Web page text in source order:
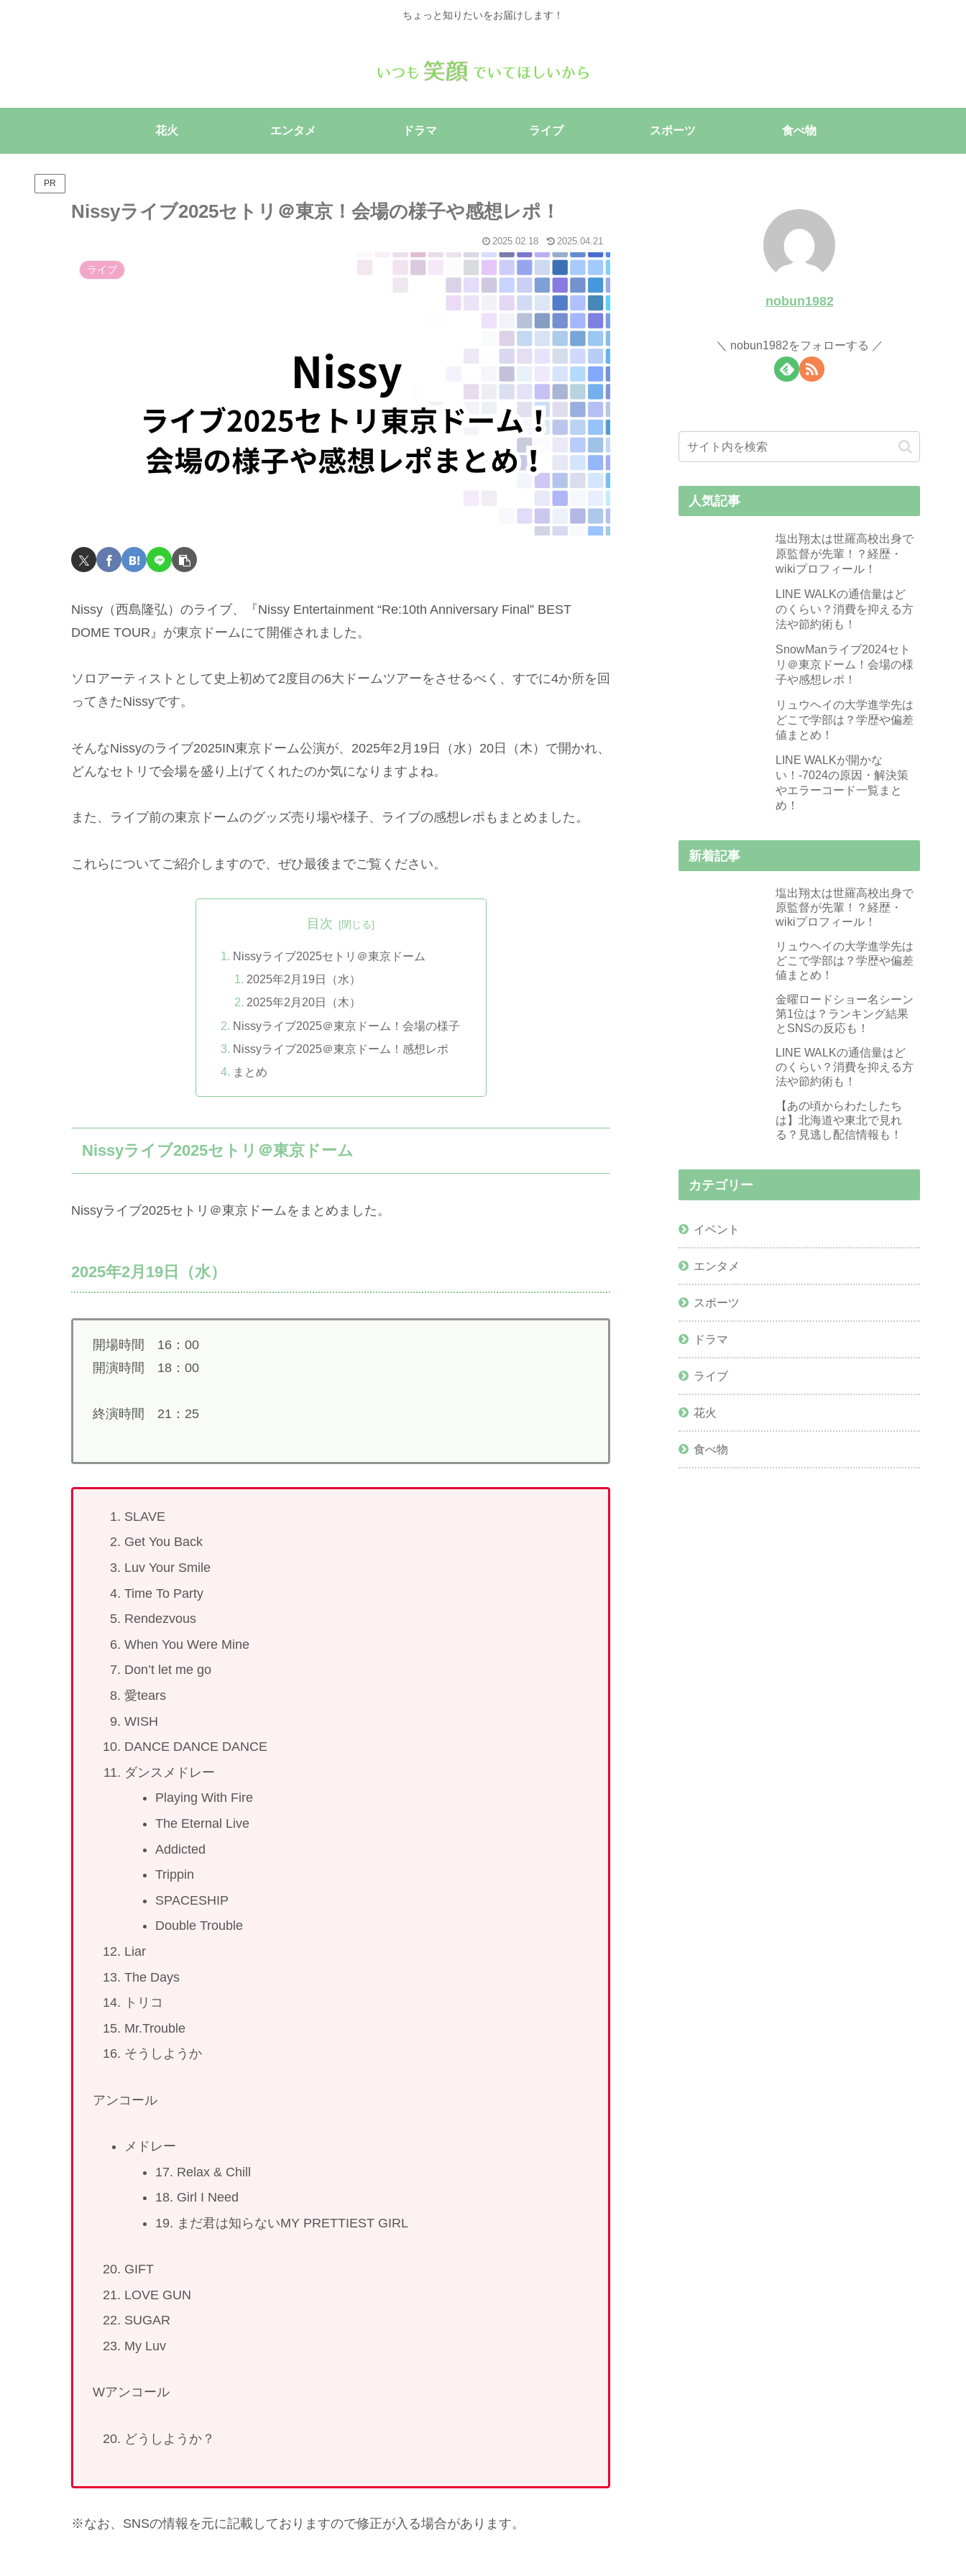
ちょっと知りたいをお届けします！
花火 エンタメ ドラマ ライブ スポーツ 食べ物
PR
Nissyライブ2025セトリ＠東京！会場の様子や感想レポ！
2025.02.18 2025.04.21
ライブ
Nissy（西島隆弘）のライブ、『Nissy Entertainment “Re:10th Anniversary Final” BEST
DOME TOUR』が東京ドームにて開催されました。
ソロアーティストとして史上初めて2度目の6大ドームツアーをさせるべく、すでに4か所を回
ってきたNissyです。
そんなNissyのライブ2025IN東京ドーム公演が、2025年2月19日（水）20日（木）で開かれ、
どんなセトリで会場を盛り上げてくれたのか気になりますよね。
また、ライブ前の東京ドームのグッズ売り場や様子、ライブの感想レポもまとめました。
これらについてご紹介しますので、ぜひ最後までご覧ください。
目次
Nissyライブ2025セトリ＠東京ドーム
2025年2月19日（水）
2025年2月20日（木）
Nissyライブ2025＠東京ドーム！会場の様子
Nissyライブ2025＠東京ドーム！感想レポ
まとめ
Nissyライブ2025セトリ＠東京ドーム
Nissyライブ2025セトリ＠東京ドームをまとめました。
2025年2月19日（水）
開場時間 16：00
開演時間 18：00
終演時間 21：25
SLAVE
Get You Back
Luv Your Smile
Time To Party
Rendezvous
When You Were Mine
Don’t let me go
愛tears
WISH
DANCE DANCE DANCE
ダンスメドレー
Playing With Fire
The Eternal Live
Addicted
Trippin
SPACESHIP
Double Trouble
Liar
The Days
トリコ
Mr.Trouble
そうしようか
アンコール
メドレー
17. Relax & Chill
18. Girl I Need
19. まだ君は知らないMY PRETTIEST GIRL
GIFT
LOVE GUN
SUGAR
My Luv
Wアンコール
どうしようか？
※なお、SNSの情報を元に記載しておりますので修正が入る場合があります。
nobun1982
nobun1982をフォローする
人気記事
塩出翔太は世羅高校出身で
原監督が先輩！？経歴・
wikiプロフィール！
LINE WALKの通信量はど
のくらい？消費を抑える方
法や節約術も！
SnowManライブ2024セト
リ＠東京ドーム！会場の様
子や感想レポ！
リュウヘイの大学進学先は
どこで学部は？学歴や偏差
値まとめ！
LINE WALKが開かな
い！-7024の原因・解決策
やエラーコード一覧まと
め！
新着記事
塩出翔太は世羅高校出身で
原監督が先輩！？経歴・
wikiプロフィール！
リュウヘイの大学進学先は
どこで学部は？学歴や偏差
値まとめ！
金曜ロードショー名シーン
第1位は？ランキング結果
とSNSの反応も！
LINE WALKの通信量はど
のくらい？消費を抑える方
法や節約術も！
【あの頃からわたしたち
は】北海道や東北で見れ
る？見逃し配信情報も！
カテゴリー
イベント
エンタメ
スポーツ
ドラマ
ライブ
花火
食べ物